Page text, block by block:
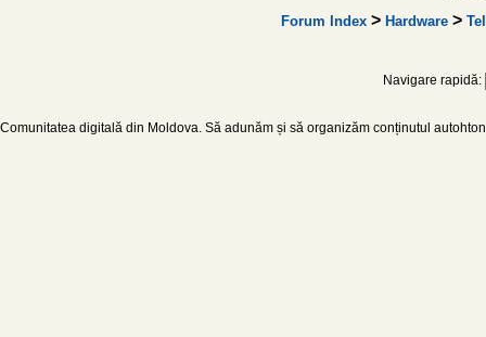
Forum Index> Hardware>
Navigare rapidă:
Comunitatea digitală din Moldova. Să adunăm și să organizăm conținutul